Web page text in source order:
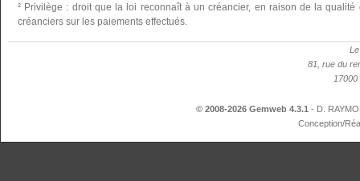
² Privilège : droit que la loi reconnaît à un créancier, en raison de la qualité
créanciers sur les paiements effectués.
81, rue du
17000
© 2008-2026 Gemweb 4.3.1 - D.
Conception/